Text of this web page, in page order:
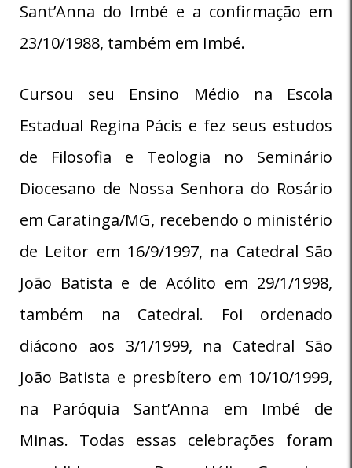
Sant’Anna do Imbé e a confirmação em
23/10/1988, também em Imbé.
Cursou seu Ensino Médio na Escola
Estadual Regina Pácis e fez seus estudos
de Filosofia e Teologia no Seminário
Diocesano de Nossa Senhora do Rosário
em Caratinga/MG, recebendo o ministério
de Leitor em 16/9/1997, na Catedral São
João Batista e de Acólito em 29/1/1998,
também na Catedral. Foi ordenado
diácono aos 3/1/1999, na Catedral São
João Batista e presbítero em 10/10/1999,
na Paróquia Sant’Anna em Imbé de
Minas. Todas essas celebrações foram